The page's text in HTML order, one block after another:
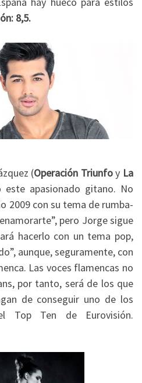
8,5.
(Operación Triunfoy La
apasionado gitano. No
2009 con su tema de rumba-
pero Jorge sigue
hacerlo con un tema pop,
aunque, seguramente, con
Las voces flamencas no
por tanto, será de los que
de conseguir uno de los
Top Ten de Eurovisión.